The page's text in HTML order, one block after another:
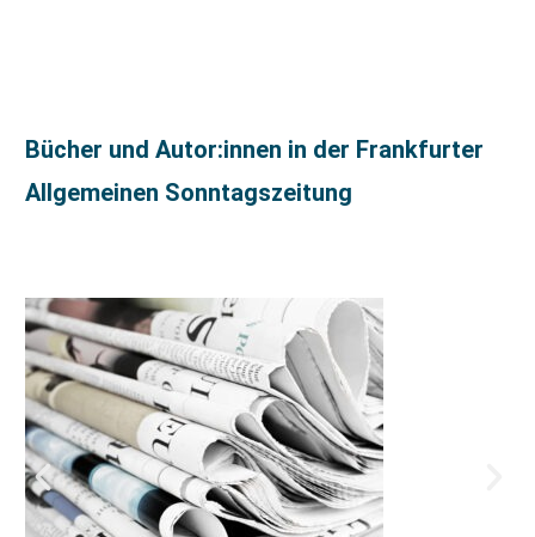
Bücher und Autor:innen in der Frankfurter
Allgemeinen Sonntagszeitung